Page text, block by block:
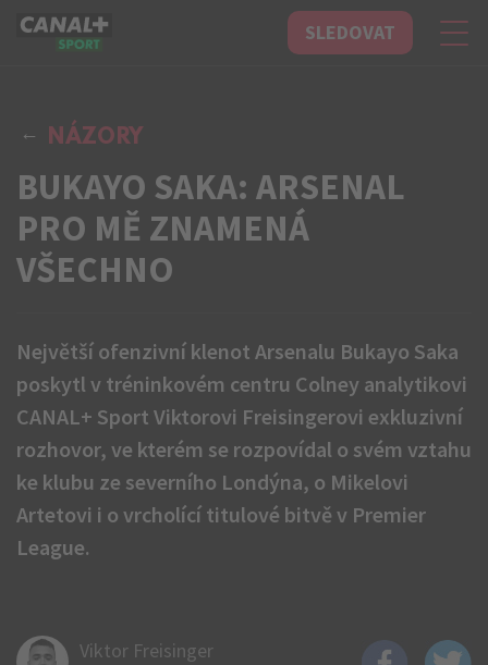
CANAL+ Sport SLEDOVAT
NÁZORY
BUKAYO SAKA: ARSENAL
PRO MĚ ZNAMENÁ
VŠECHNO
Největší ofenzivní klenot Arsenalu Bukayo Saka
poskytl v tréninkovém centru Colney analytikovi
CANAL+ Sport Viktorovi Freisingerovi exkluzivní
rozhovor, ve kterém se rozpovídal o svém vztahu
ke klubu ze severního Londýna, o Mikelovi
Artetovi i o vrcholící titulové bitvě v Premier
League.
Viktor Freisinger